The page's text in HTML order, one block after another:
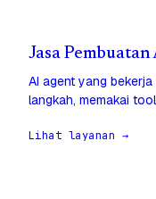
Jasa
AI agent yang
langkah, memakai
Lihat layanan →